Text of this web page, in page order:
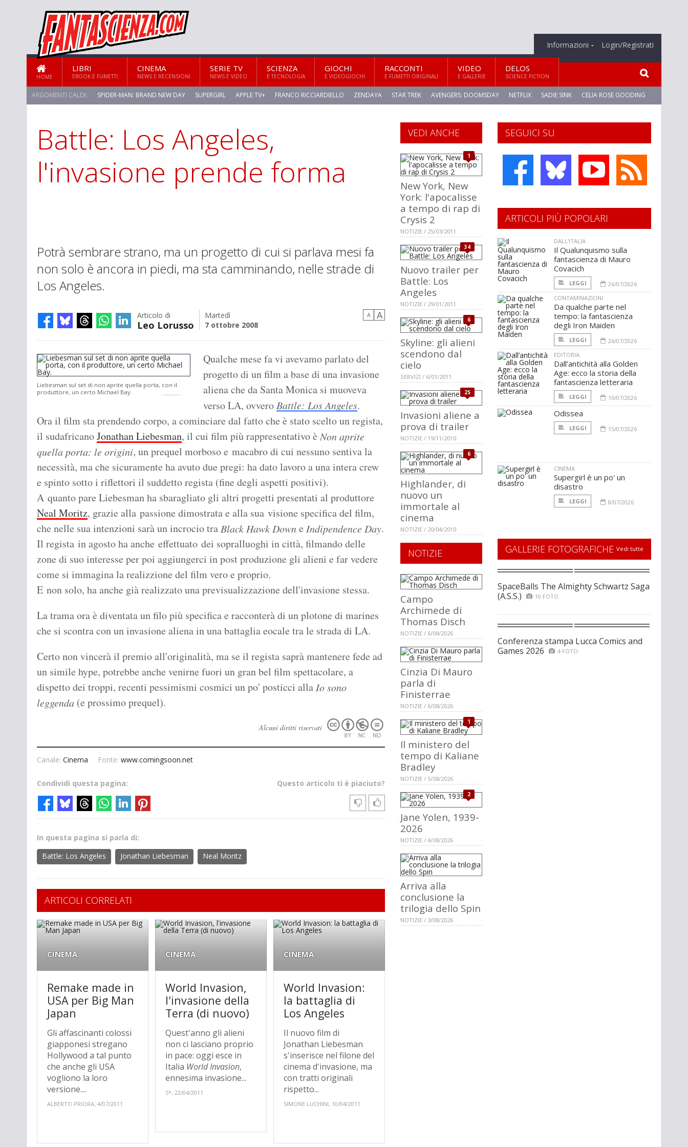
Informazioni Login/Registrati
HOME
LIBRI
EBOOK E FUMETTI
CINEMA
NEWS E RECENSIONI
SERIE TV
NEWS E VIDEO
SCIENZA
E TECNOLOGIA
GIOCHI
E VIDEOGIOCHI
RACCONTI
E FUMETTI ORIGINALI
VIDEO
E GALLERIE
DELOS
SCIENCE FICTION
ARGOMENTI CALDI: SPIDER-MAN: BRAND NEW DAY SUPERGIRL APPLE TV+ FRANCO RICCIARDIELLO ZENDAYA STAR TREK AVENGERS: DOOMSDAY NETFLIX SADIE SINK CELIA ROSE GOODING
Battle: Los Angeles,
l'invasione prende forma
Potrà sembrare strano, ma un progetto di cui si parlava mesi fa
non solo è ancora in piedi, ma sta camminando, nelle strade di
Los Angeles.
Articolo di
Leo Lorusso
Martedì
7 ottobre 2008
A A
Liebesman sul set di non aprite quella porta, con il
produttore, un certo Michael Bay.
Qualche mese fa vi avevamo parlato del
progetto di un film a base di una invasione
aliena che da Santa Monica si muoveva
verso LA, ovveroBattle: Los Angeles.
Ora il film sta prendendo corpo, a cominciare dal fatto che è stato scelto un regista,
il sudafricanoJonathan Liebesman, il cui film più rappresentativo è Non aprite
quella porta: le origini, un prequel morboso e macabro di cui nessuno sentiva la
necessità, ma che sicuramente ha avuto due pregi: ha dato lavoro a una intera crew
e spinto sotto i riflettori il suddetto regista (fine degli aspetti positivi).
A quanto pare Liebesman ha sbaragliato gli altri progetti presentati al produttore
Neal Moritz, grazie alla passione dimostrata e alla sua visione specifica del film,
che nelle sua intenzioni sarà un incrocio traBlack Hawk Downe Indipendence Day.
Il regista in agosto ha anche effettuato dei sopralluoghi in città, filmando delle
zone di suo interesse per poi aggiungerci in post produzione gli alieni e far vedere
come si immagina la realizzione del film vero e proprio.
E non solo, ha anche già realizzato una previsualizzazione dell'invasione stessa.
La trama ora è diventata un filo più specifica e racconterà di un plotone di marines
che si scontra con un invasione aliena in una battaglia eocale tra le strada di LA.
Certo non vincerà il premio all'originalità, ma se il regista saprà mantenere fede ad
un simile hype, potrebbe anche venirne fuori un gran bel film spettacolare, a
dispetto dei troppi, recenti pessimismi cosmici un po' posticci allaIo sono
leggenda (e prossimo prequel).
Alcuni diritti riservati
Canale: Cinema Fonte: www.comingsoon.net
Questo articolo ti è piaciuto?
Condividi questa pagina:
In questa pagina si parla di:
Battle: Los Angeles
Jonathan Liebesman Neal Moritz
ARTICOLI CORRELATI
CINEMA
Remake made in
USA per Big Man
Japan
Gli affascinanti colossi
giapponesi stregano
Hollywood a tal punto
che anche gli USA
vogliono la loro
versione....
ALBERTO PRIORA, 4/07/2011
CINEMA
World Invasion,
l'invasione della
Terra (di nuovo)
Quest'anno gli alieni
non ci lasciano proprio
in pace: oggi esce in
Italia World Invasion,
ennesima invasione...
S*, 22/04/2011
CINEMA
World Invasion:
la battaglia di
Los Angeles
Il nuovo film di
Jonathan Liebesman
s'inserisce nel filone del
cinema d'invasione, ma
con tratti originali
rispetto...
SIMONE LUCHINI, 10/04/2011
SEGUICI SU
VEDI ANCHE
1
New York, New
York: l'apocalisse
a tempo di rap di
Crysis 2
NOTIZIE / 25/03/2011
34
Nuovo trailer per
Battle: Los
Angeles
NOTIZIE / 29/01/2011
6
Skyline: gli alieni
scendono dal
cielo
SERVIZI / 6/01/2011
25
Invasioni aliene a
prova di trailer
NOTIZIE / 19/11/2010
6
Highlander, di
nuovo un
immortale al
cinema
NOTIZIE / 20/04/2010
NOTIZIE
Campo
Archimede di
Thomas Disch
NOTIZIE / 6/08/2026
Cinzia Di Mauro
parla di
Finisterrae
NOTIZIE / 6/08/2026
1
Il ministero del
tempo di Kaliane
Bradley
NOTIZIE / 5/08/2026
2
Jane Yolen, 1939-
2026
NOTIZIE / 4/08/2026
Arriva alla
conclusione la
trilogia dello Spin
NOTIZIE / 3/08/2026
ARTICOLI PIÙ POPOLARI
DALL'ITALIA
Il Qualunquismo sulla
fantascienza di Mauro
Covacich
LEGGI
26/07/2026
CONTAMINAZIONI
Da qualche parte nel
tempo: la fantascienza
degli Iron Maiden
LEGGI
26/07/2026
EDITORIA
Dall’antichità alla Golden
Age: ecco la storia della
fantascienza letteraria
LEGGI 16/07/2026
Odissea
LEGGI 15/07/2026
CINEMA
Supergirl è un po' un
disastro
LEGGI 8/07/2026
GALLERIE FOTOGRAFICHE Vedi tutte
SpaceBalls The Almighty Schwartz Saga
(A.S.S.)
10 FOTO
Conferenza stampa Lucca Comics and
Games 2026
4 FOTO